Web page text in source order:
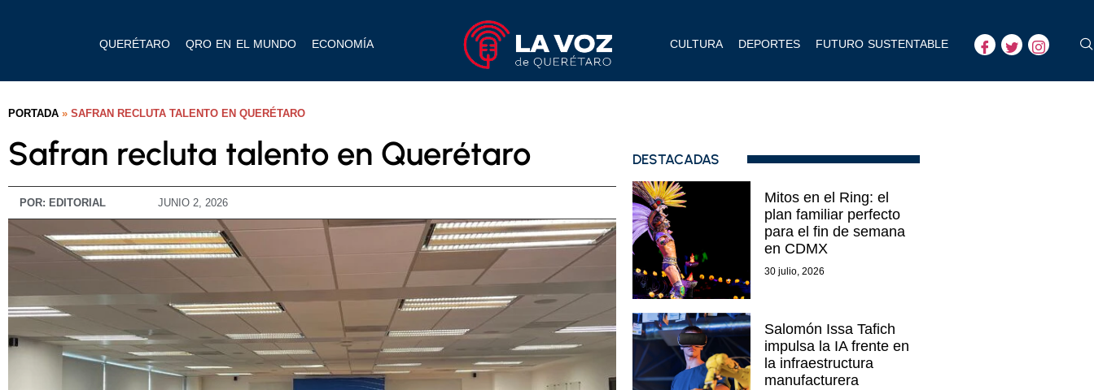
QUERÉTARO QRO EN EL MUNDO ECONOMÍA CULTURA DEPORTES FUTURO SUSTENTABLE
PORTADA » SAFRAN RECLUTA TALENTO EN QUERÉTARO
Safran recluta talento en Querétaro
POR: EDITORIAL JUNIO 2, 2026
DESTACADAS
Mitos en el Ring: el
plan familiar perfecto
para el fin de semana
en CDMX
30 julio, 2026
Salomón Issa Tafich
impulsa la IA frente en
la infraestructura
manufacturera